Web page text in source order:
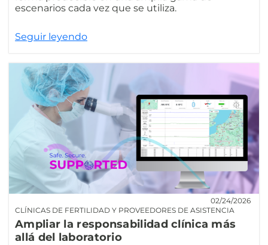
escenarios cada vez que se utiliza.
Seguir leyendo
CLÍNICAS DE FERTILIDAD Y PROVEEDORES DE ASISTENCIA
02/24/2026
Ampliar la responsabilidad clínica más
allá del laboratorio